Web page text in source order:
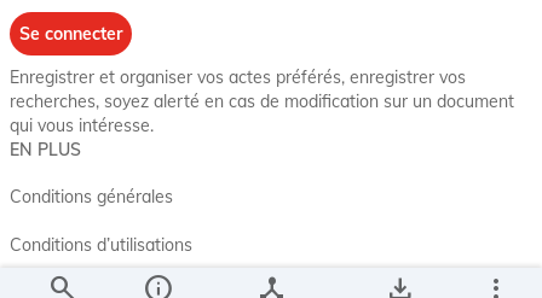
search info device_hub save_alt more_vert
Se connecter
Enregistrer et organiser vos actes préférés, enregistrer vos
recherches, soyez alerté en cas de modification sur un document
qui vous intéresse.
EN PLUS
Conditions générales
Conditions d’utilisations
Accessibilité